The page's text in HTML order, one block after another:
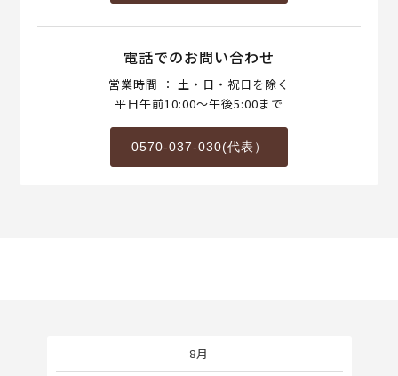
電話でのお問い合わせ
営業時間 ： 土・日・祝日を除く
平日午前10:00～午後5:00まで
0570-037-030(代表）
8月